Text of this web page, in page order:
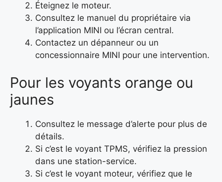
Éteignez le moteur.
Consultez le manuel du propriétaire via
l’application MINI ou l’écran central.
Contactez un dépanneur ou un
concessionnaire MINI pour une intervention.
Pour les voyants orange ou
jaunes
Consultez le message d’alerte pour plus de
détails.
Si c’est le voyant TPMS, vérifiez la pression
dans une station-service.
Si c’est le voyant moteur, vérifiez que le